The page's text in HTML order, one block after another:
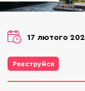
17 лютого
Реєструйся